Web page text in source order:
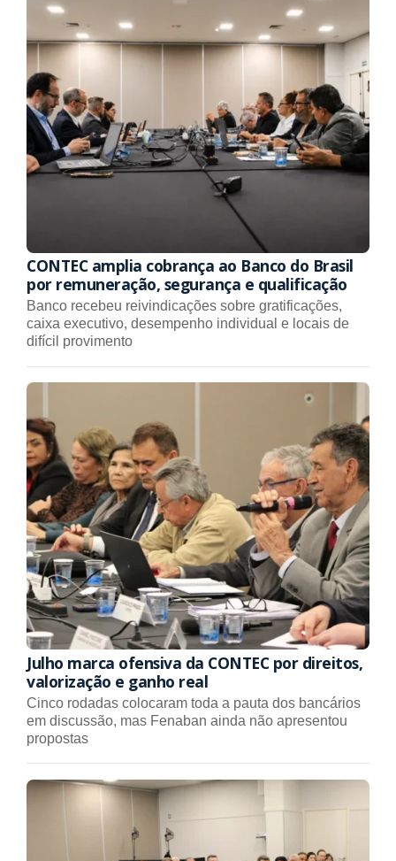
CONTEC amplia cobrança ao Banco do Brasil
por remuneração, segurança e qualificação
Banco recebeu reivindicações sobre gratificações,
caixa executivo, desempenho individual e locais de
difícil provimento
Julho marca ofensiva da CONTEC por direitos,
valorização e ganho real
Cinco rodadas colocaram toda a pauta dos bancários
em discussão, mas Fenaban ainda não apresentou
propostas